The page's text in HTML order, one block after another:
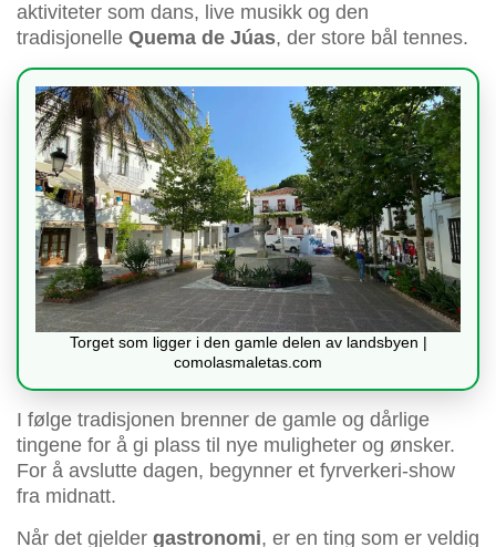
aktiviteter som dans, live musikk og den
tradisjonelle Quema de Júas, der store bål tennes.
Torget som ligger i den gamle delen av landsbyen |
comolasmaletas.com
I følge tradisjonen brenner de gamle og dårlige
tingene for å gi plass til nye muligheter og ønsker.
For å avslutte dagen, begynner et fyrverkeri-show
fra midnatt.
Når det gjelder gastronomi, er en ting som er veldig